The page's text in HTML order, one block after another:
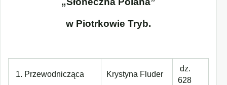
w Piotrkowie Tryb.
1. Przewodnicząca Krystyna Fluder
dz.
628